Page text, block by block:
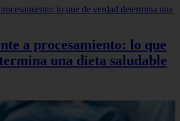
a procesamiento: lo que
una dieta saludable